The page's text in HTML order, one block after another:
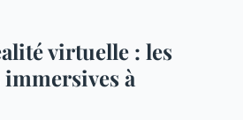
virtuelle : les
à